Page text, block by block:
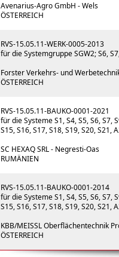
Avenarius-Agro GmbH - Wels
ÖSTERREICH
RVS-15.05.11-WERK-0005-2013
für die Systemgruppe SGW2; S6,
Forster Verkehrs- und
ÖSTERREICH
RVS-15.05.11-BAUKO-0001-2021
für die Systeme S1, S4, S5, S6, S7,
S15, S16, S17, S18, S19, S20, S21,
SC HEXAQ SRL - Negresti-Oas
RUMÄNIEN
RVS-15.05.11-BAUKO-0001-2014
für die Systeme S1, S4, S5, S6, S7,
S15, S16, S17, S18, S19, S20, S21,
KBB/MEISSL Oberflächentechnik
ÖSTERREICH